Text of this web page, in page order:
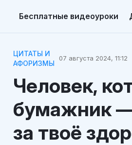
Бесплатные видеоуроки
ЦИТАТЫ И
АФОРИЗМЫ
07 августа 2024, 11:12
Человек,
бумажник —
за твоё